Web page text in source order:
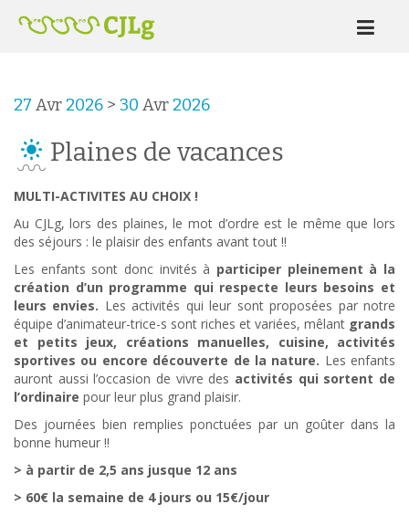
27 Avr 2026 > 30 Avr 2026
Plaines de vacances
MULTI-ACTIVITES AU CHOIX !
Au CJLg, lors des plaines, le mot d’ordre est le même que lors
des séjours : le plaisir des enfants avant tout !!
Les enfants sont donc invités à participer pleinement à la
création d’un programme qui respecte leurs besoins et
leurs envies. Les activités qui leur sont proposées par notre
équipe d’animateur-trice-s sont riches et variées, mêlant grands
et petits jeux, créations manuelles, cuisine, activités
sportives ou encore découverte de la nature. Les enfants
auront aussi l’occasion de vivre des activités qui sortent de
l’ordinaire pour leur plus grand plaisir.
Des journées bien remplies ponctuées par un goûter dans la
bonne humeur !!
> à partir de 2,5 ans jusque 12 ans
> 60€ la semaine de 4 jours ou 15€/jour